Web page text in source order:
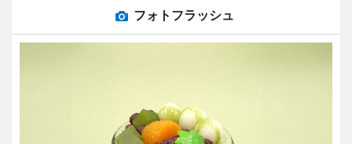
フォトフラッシュ